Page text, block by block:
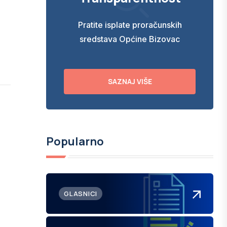
Pratite isplate proračunskih
sredstava Općine Bizovac
SAZNAJ VIŠE
Popularno
GLASNICI